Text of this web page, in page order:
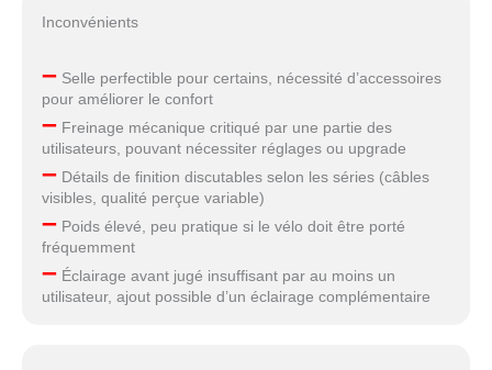
Inconvénients
–Selle perfectible pour certains, nécessité d’accessoires
pour améliorer le confort
–Freinage mécanique critiqué par une partie des
utilisateurs, pouvant nécessiter réglages ou upgrade
–Détails de finition discutables selon les séries (câbles
visibles, qualité perçue variable)
–Poids élevé, peu pratique si le vélo doit être porté
fréquemment
–Éclairage avant jugé insuffisant par au moins un
utilisateur, ajout possible d’un éclairage complémentaire